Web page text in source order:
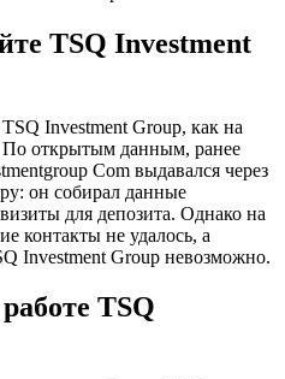
TSQ Investment
Investment Group, как на
открытым данным, ранее
Com выдавался через
он собирал данные
для депозита. Однако на
контакты не удалось, а
Investment Group невозможно.
TSQ